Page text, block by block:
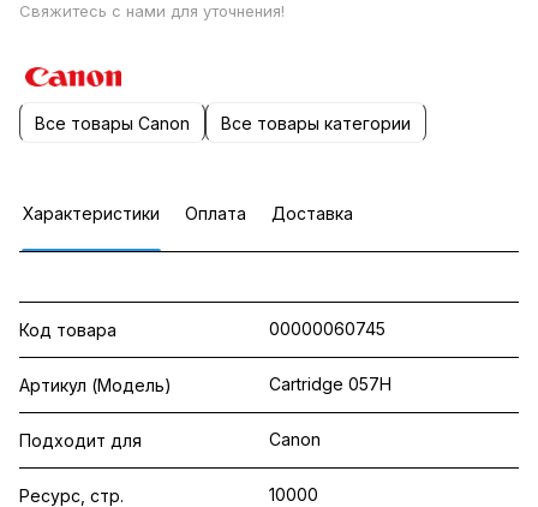
Свяжитесь с нами для уточнения!
Все товары Canon Все товары категории
Характеристики Оплата Доставка
Код товара 00000060745
Артикул (Модель) Cartridge 057H
Подходит для Canon
Ресурс, стр. 10000